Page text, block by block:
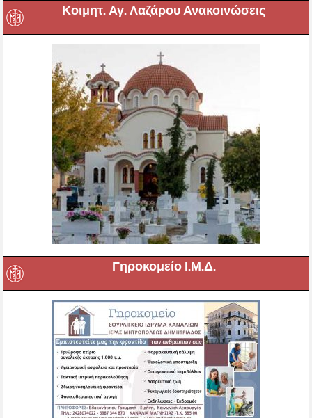
Κοιμητ. Αγ. Λαζάρου Ανακοινώσεις
Γηροκομείο Ι.Μ.Δ.